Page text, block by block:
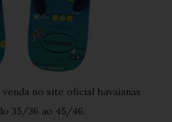
no site oficial havaianas
35/36 ao 45/46.